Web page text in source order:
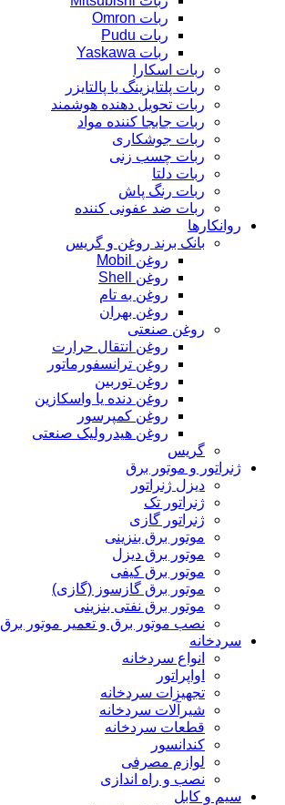
ربات Omron
ربات Pudu
ربات Yaskawa
ربات اسکارا
ربات پلتایزینگ یا پالتایزر
ربات تحویل دهنده هوشمند
ربات جابجا کننده مواد
ربات جوشکاری
ربات چسب زنی
ربات دلتا
ربات رنگ پاش
ربات ضد عفونی کننده
روانکارها
بانک برند روغن و گریس
روغن Mobil
روغن Shell
روغن به تام
روغن بهران
روغن صنعتی
روغن انتقال حرارت
روغن ترانسفورماتور
روغن توربین
روغن دنده یا واسکازین
روغن کمپرسور
روغن هیدرولیک صنعتی
گریس
ژنراتور و موتور برق
دیزل ژنراتور
ژنراتور تک
ژنراتور گازی
موتور برق بنزینی
موتور برق دیزل
موتور برق کیفی
موتور برق گازسوز (گازی)
موتور برق نفتی بنزینی
نصب موتور برق و تعمیر موتور برق
سردخانه
انواع سردخانه
اواپراتور
تجهیزات سردخانه
شیرآلات سردخانه
قطعات سردخانه
کندانسور
لوازم مصرفی
نصب و راه اندازی
سیم و کابل